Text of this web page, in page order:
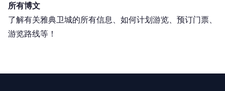
所有博文
了解有关雅典卫城的所有信息、如何计划游览、预订门票、
游览路线等！